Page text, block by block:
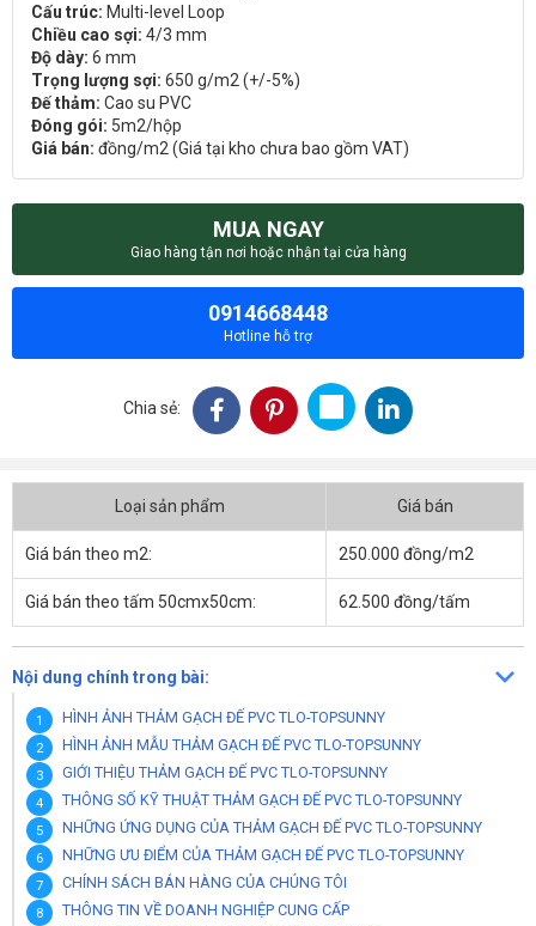
Cấu trúc: Multi-level Loop
Chiều cao sợi: 4/3 mm
Độ dày: 6 mm
Trọng lượng sợi: 650 g/m2 (+/-5%)
Đế thảm: Cao su PVC
Đóng gói: 5m2/hộp
Giá bán: đồng/m2 (Giá tại kho chưa bao gồm VAT)
MUA NGAY
Giao hàng tận nơi hoặc nhận tại cửa hàng
0914668448
Hotline hỗ trợ
Chia sẻ:
Loại sản phẩm Giá bán
Giá bán theo m2: 250.000 đồng/m2
Giá bán theo tấm 50cmx50cm: 62.500 đồng/tấm
Nội dung chính trong bài:
HÌNH ẢNH THẢM GẠCH ĐẾ PVC TLO-TOPSUNNY
HÌNH ẢNH MẪU THẢM GẠCH ĐẾ PVC TLO-TOPSUNNY
GIỚI THIỆU THẢM GẠCH ĐẾ PVC TLO-TOPSUNNY
THÔNG SỐ KỸ THUẬT THẢM GẠCH ĐẾ PVC TLO-TOPSUNNY
NHỮNG ỨNG DỤNG CỦA THẢM GẠCH ĐẾ PVC TLO-TOPSUNNY
NHỮNG ƯU ĐIỂM CỦA THẢM GẠCH ĐẾ PVC TLO-TOPSUNNY
CHÍNH SÁCH BÁN HÀNG CỦA CHÚNG TÔI
THÔNG TIN VỀ DOANH NGHIỆP CUNG CẤP